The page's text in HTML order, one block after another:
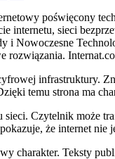
poświęcony
internetu, sieci
i Nowoczesne
rozwiązania.
infrastruktury.
temu strona ma
Czytelnik może
że internet nie
charakter. Teksty